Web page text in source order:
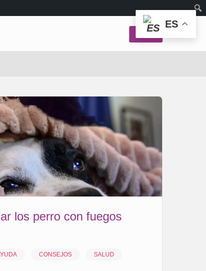
los perro con fuegos
CONSEJOS SALUD
ES